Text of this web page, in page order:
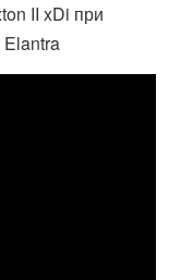
II xDi при